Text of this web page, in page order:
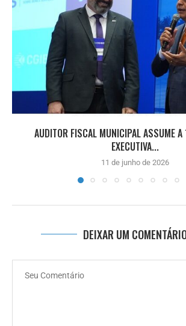
AUDITOR FISCAL MUNICIPAL ASSUME A
EXECUTIVA...
11 de junho de 2026
DEIXAR UM